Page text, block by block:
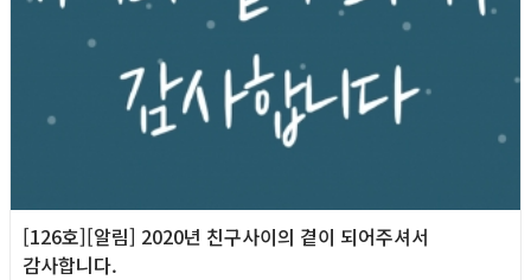
[126호][알림] 2020년 친구사이의 곁이 되어주셔서
감사합니다.